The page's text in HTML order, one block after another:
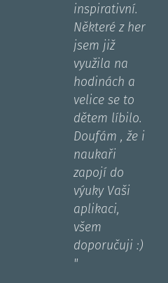
inspirativní.
Některé z her
jsem již
využila na
hodinách a
velice se to
dětem líbilo.
Doufám , že i
naukaři
zapojí do
výuky Vaši
aplikaci,
všem
doporučuji :)
"